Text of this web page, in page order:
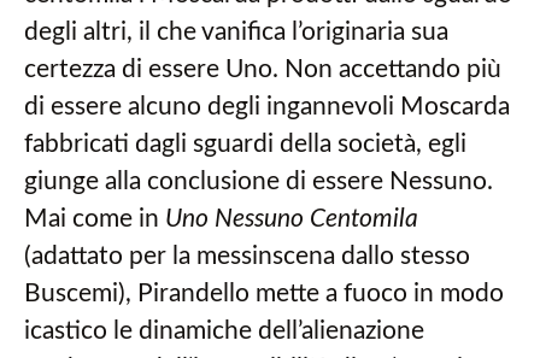
degli altri, il che vanifica l’originaria sua
certezza di essere Uno. Non accettando più
di essere alcuno degli ingannevoli Moscarda
fabbricati dagli sguardi della società, egli
giunge alla conclusione di essere Nessuno.
Mai come in Uno Nessuno Centomila
(adattato per la messinscena dallo stesso
Buscemi), Pirandello mette a fuoco in modo
icastico le dinamiche dell’alienazione